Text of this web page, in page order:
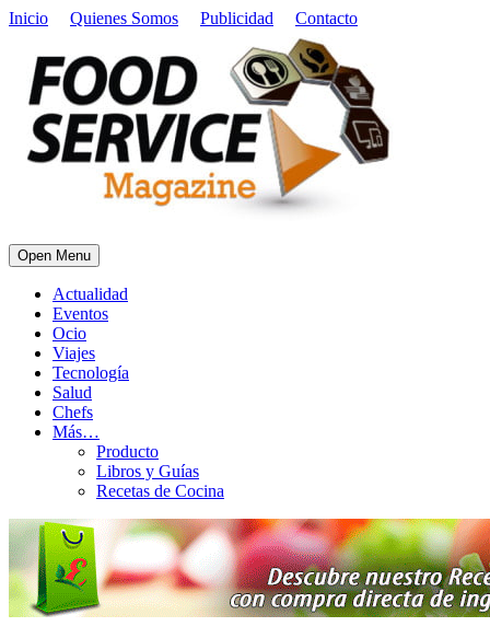
Inicio Quienes Somos Publicidad Contacto
Open Menu
Actualidad
Eventos
Ocio
Viajes
Tecnología
Salud
Chefs
Más…
Producto
Libros y Guías
Recetas de Cocina